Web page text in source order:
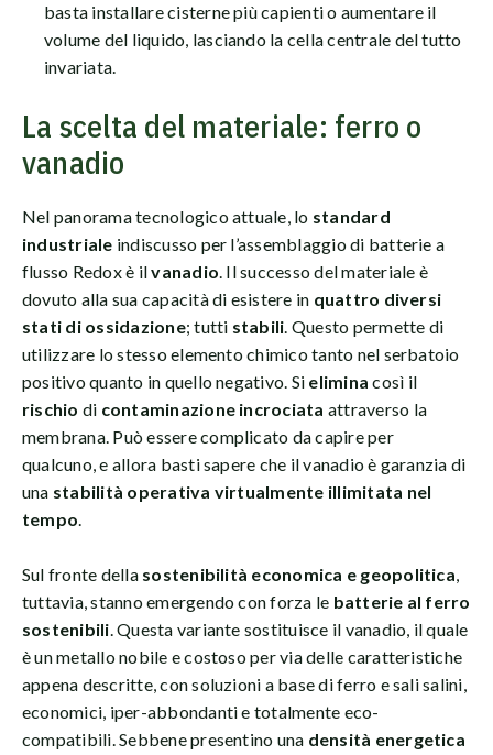
basta installare cisterne più capienti o aumentare il
volume del liquido, lasciando la cella centrale del tutto
invariata.
La scelta del materiale: ferro o
vanadio
Nel panorama tecnologico attuale, lo standard
industriale indiscusso per l’assemblaggio di batterie a
flusso Redox è ilvanadio. Il successo del materiale è
dovuto alla sua capacità di esistere in quattro diversi
stati di ossidazione; tutti stabili. Questo permette di
utilizzare lo stesso elemento chimico tanto nel serbatoio
positivo quanto in quello negativo. Si elimina così il
rischio di contaminazione incrociata attraverso la
membrana. Può essere complicato da capire per
qualcuno, e allora basti sapere che il vanadio è garanzia di
una stabilità operativa virtualmente illimitata nel
tempo.
Sul fronte della sostenibilità economica e geopolitica,
tuttavia, stanno emergendo con forza le batterie al ferro
sostenibili. Questa variante sostituisce il vanadio, il quale
è un metallo nobile e costoso per via delle caratteristiche
appena descritte, con soluzioni a base di ferro e sali salini,
economici, iper-abbondanti e totalmente eco-
compatibili. Sebbene presentino una densità energetica